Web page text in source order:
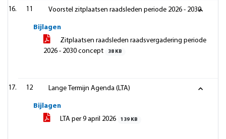
11 Voorstel zitplaatsen raadsleden periode 2026 - 2030
Bijlagen
Zitplaatsen raadsleden raadsvergadering periode
2026 - 2030 concept
38 KB
12 Lange Termijn Agenda (LTA)
Bijlagen
LTA per 9 april 2026
139 KB